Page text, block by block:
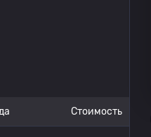
Стоимость